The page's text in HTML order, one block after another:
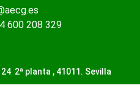
600 208 329
2ª planta , 41011. Sevilla